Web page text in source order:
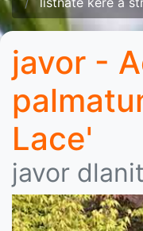
javor -
Lace'
javor